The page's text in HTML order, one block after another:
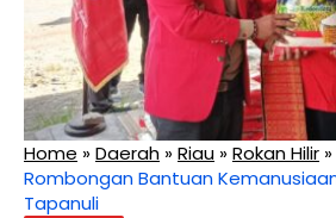
Home »Daerah »Riau »Rokan Hilir »
Rombongan Bantuan Kemanusiaan
Tapanuli